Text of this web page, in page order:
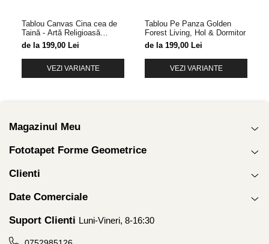
Tablou Canvas Cina cea de
Taină - Artă Religioasă
Pictată
de la 199,00 Lei
VEZI VARIANTE
Tablou Pe Panza Golden
Forest Living, Hol & Dormitor
de la 199,00 Lei
VEZI VARIANTE
Magazinul Meu
Fototapet Forme Geometrice
Clienti
Date Comerciale
Suport Clienti Luni-Vineri, 8-16:30